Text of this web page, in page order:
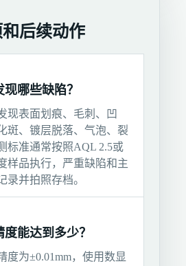
后续动作
哪些缺陷？
现表面划痕、毛刺、凹
斑、镀层脱落、气泡、裂
标准通常按照AQL 2.5或
样品执行，严重缺陷和主
录并拍照存档。
能达到多少？
度为±0.01mm，使用数显